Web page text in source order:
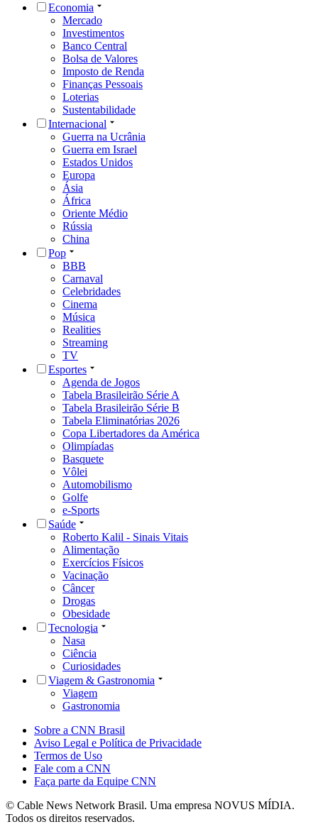
Economia
Mercado
Investimentos
Banco Central
Bolsa de Valores
Imposto de Renda
Finanças Pessoais
Loterias
Sustentabilidade
Internacional
Guerra na Ucrânia
Guerra em Israel
Estados Unidos
Europa
Ásia
África
Oriente Médio
Rússia
China
Pop
BBB
Carnaval
Celebridades
Cinema
Música
Realities
Streaming
TV
Esportes
Agenda de Jogos
Tabela Brasileirão Série A
Tabela Brasileirão Série B
Tabela Eliminatórias 2026
Copa Libertadores da América
Olimpíadas
Basquete
Vôlei
Automobilismo
Golfe
e-Sports
Saúde
Roberto Kalil - Sinais Vitais
Alimentação
Exercícios Físicos
Vacinação
Câncer
Drogas
Obesidade
Tecnologia
Nasa
Ciência
Curiosidades
Viagem & Gastronomia
Viagem
Gastronomia
Sobre a CNN Brasil
Aviso Legal e Política de Privacidade
Termos de Uso
Fale com a CNN
Faça parte da Equipe CNN
© Cable News Network Brasil. Uma empresa NOVUS MÍDIA.
Todos os direitos reservados.